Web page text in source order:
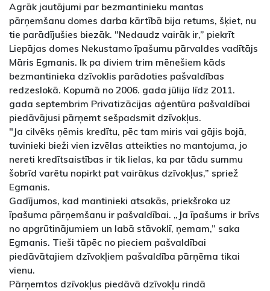
Agrāk jautājumi par bezmantinieku mantas
pārņemšanu domes darba kārtībā bija retums, šķiet, nu
tie parādījušies biezāk. "Nedaudz vairāk ir,” piekrīt
Liepājas domes Nekustamo īpašumu pārvaldes vadītājs
Māris Egmanis. Ik pa diviem trim mēnešiem kāds
bezmantinieka dzīvoklis parādoties pašvaldības
redzeslokā. Kopumā no 2006. gada jūlija līdz 2011.
gada septembrim Privatizācijas aģentūra pašvaldībai
piedāvājusi pārņemt sešpadsmit dzīvokļus.
"Ja cilvēks ņēmis kredītu, pēc tam miris vai gājis bojā,
tuvinieki bieži vien izvēlas atteikties no mantojuma, jo
nereti kredītsaistības ir tik lielas, ka par tādu summu
šobrīd varētu nopirkt pat vairākus dzīvokļus,” spriež
Egmanis.
Gadījumos, kad mantinieki atsakās, priekšroka uz
īpašuma pārņemšanu ir pašvaldībai. „Ja īpašums ir brīvs
no apgrūtinājumiem un labā stāvoklī, ņemam,” saka
Egmanis. Tieši tāpēc no pieciem pašvaldībai
piedāvātajiem dzīvokļiem pašvaldība pārņēma tikai
vienu.
Pārņemtos dzīvokļus piedāvā dzīvokļu rindā